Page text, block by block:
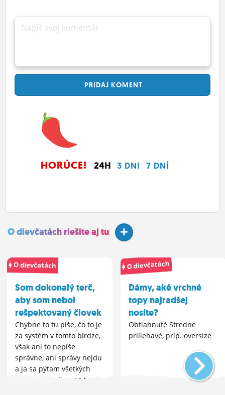
Napíš svoj komentár
PRIDAJ KOMENT
HORÚCE! 24H 3 DNI 7 DNÍ
O dievčatách riešite aj tu
O dievčatách
Som dokonalý terč,
aby som nebol
rešpektovaný človek
Chybne to tu píše, čo to je
za systém v tomto birdze,
však ani to nepíše
správne, ani správy nejdu
a ja sa pýtam všetkých
týchto osadníkov na tomto
O dievčatách
Dámy, aké vrchné
topy najradšej
nosíte?
Obtiahnuté Stredne
priliehavé, príp. oversize